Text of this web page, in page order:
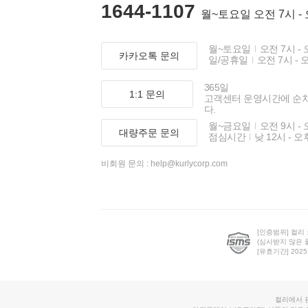
1644-1107 월~토요일 오전 7시 -
카카오톡 문의
월~토요일
오전 7시 -
일/공휴일
오전 7시 -
1:1 문의
365일
고객센터 운영시간에 순
다.
대량주문 문의
월~금요일
오전 9시 -
점심시간
낮 12시 - 오
비회원 문의 : help@kurlycorp.com
[인증범위] 컬리
(심사받지 않은
[유효기간]
컬리에서